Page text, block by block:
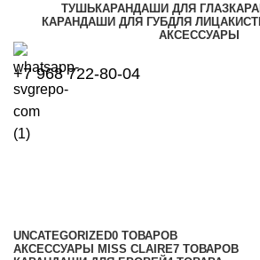
ТУШЬКАРАНДАШИ ДЛЯ ГЛАЗ
КАРАНДАШИ ДЛЯ ГУБДЛЯ ЛИЦА
АКСЕССУАРЫ
+7 968 722-80-04
UNCATEGORIZED0 ТОВАРОВ
АКСЕССУАРЫ MISS CLAIRE7 ТОВАРОВ